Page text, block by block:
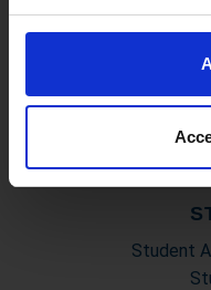
Approfondisci come
modificare o ritirare il
dalla Dichiarazione sui
Utilizziamo i cookie
annunci, per fornire
analizzare il nostro
informazioni sul modo
Final
Graduation
Student